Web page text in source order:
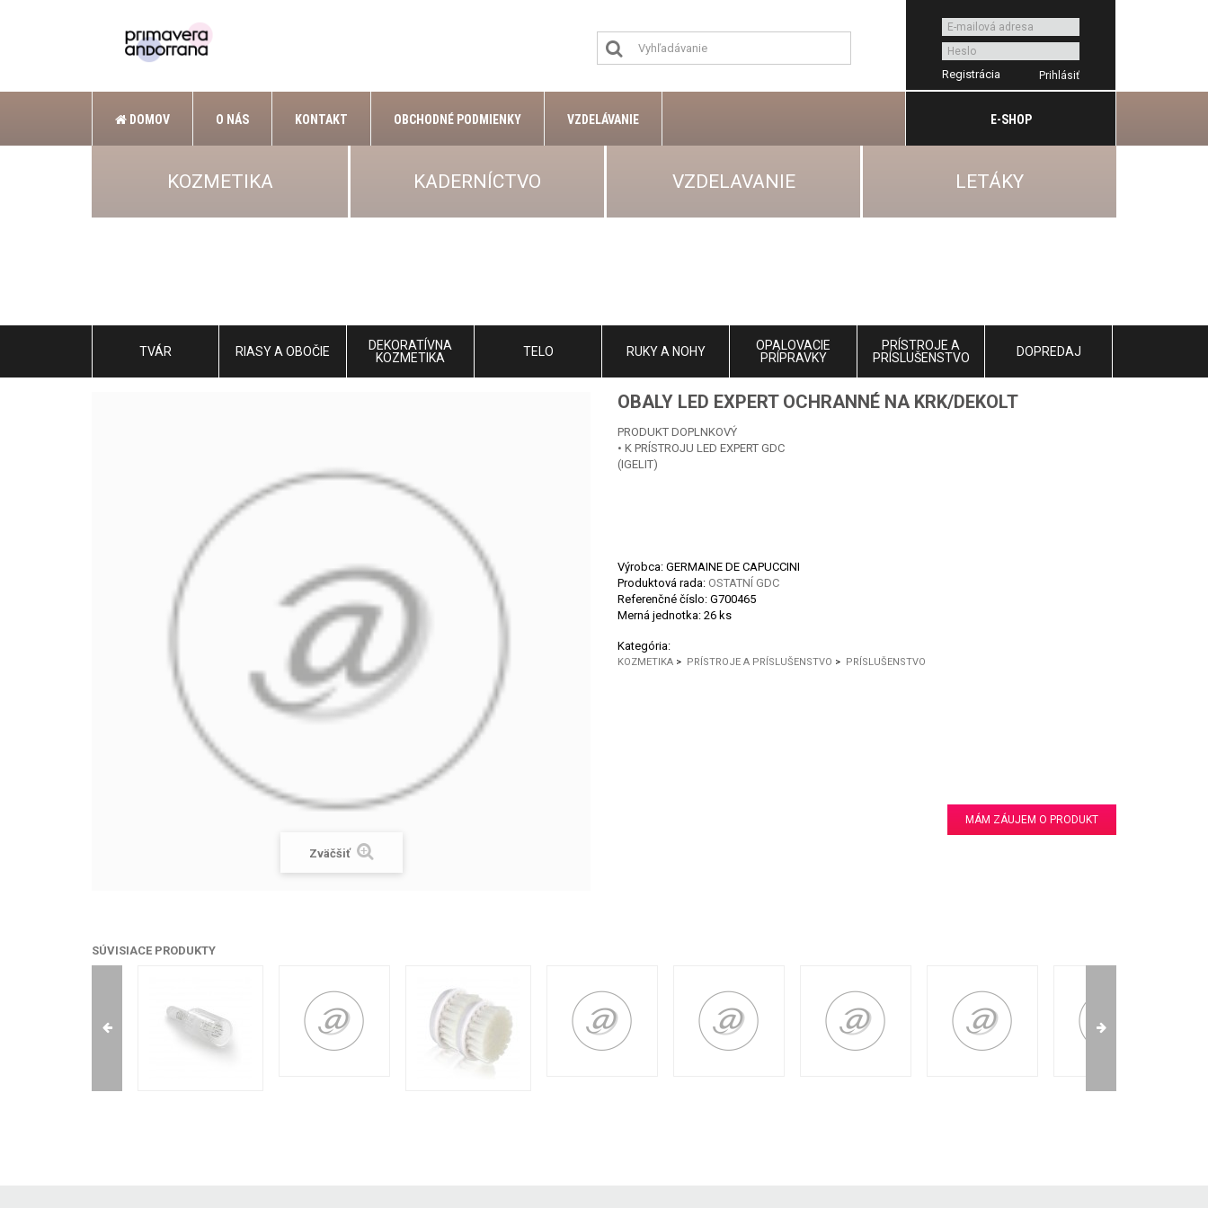
Registrácia
DOMOV O NÁS KONTAKT OBCHODNÉ PODMIENKY VZDELÁVANIE E-SHOP
KOZMETIKA KADERNÍCTVO VZDELAVANIE LETÁKY
TVÁR RIASY A OBOČIE
DEKORATÍVNA
KOZMETIKA
TELO RUKY A NOHY
OPALOVACIE
PRÍPRAVKY
PRÍSTROJE A
PRÍSLUŠENSTVO
DOPREDAJ
Zväčšiť
OBALY LED EXPERT OCHRANNÉ NA KRK/DEKOLT
PRODUKT DOPLNKOVÝ
• K PRÍSTROJU LED EXPERT GDC
(IGELIT)
Výrobca: GERMAINE DE CAPUCCINI
Produktová rada: OSTATNÍ GDC
Referenčné číslo: G700465
Merná jednotka: 26 ks
Kategória:
KOZMETIKA > PRÍSTROJE A PRÍSLUŠENSTVO > PRÍSLUŠENSTVO
MÁM ZÁUJEM O PRODUKT
SÚVISIACE PRODUKTY